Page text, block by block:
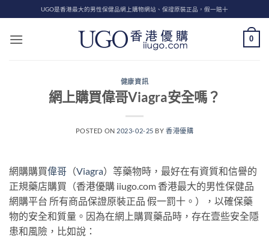
to
content
UGO是香港最大的男性保健品網上購物網站、保證原裝正品，假一賠十
0
健康資訊
網上購買偉哥Viagra安全嗎？
POSTED ON 2023-02-25 BY香港優購
網購購買偉哥 （Viagra）等藥物時，最好在有資質和信譽的
正規藥店購買（香港優購 iiugo.com 香港最大的男性保健品
網購平台 所有商品保證原裝正品 假一罰十。），以確保藥
物的安全和質量。因為在網上購買藥品時，存在壹些安全隱
患和風險，比如說：